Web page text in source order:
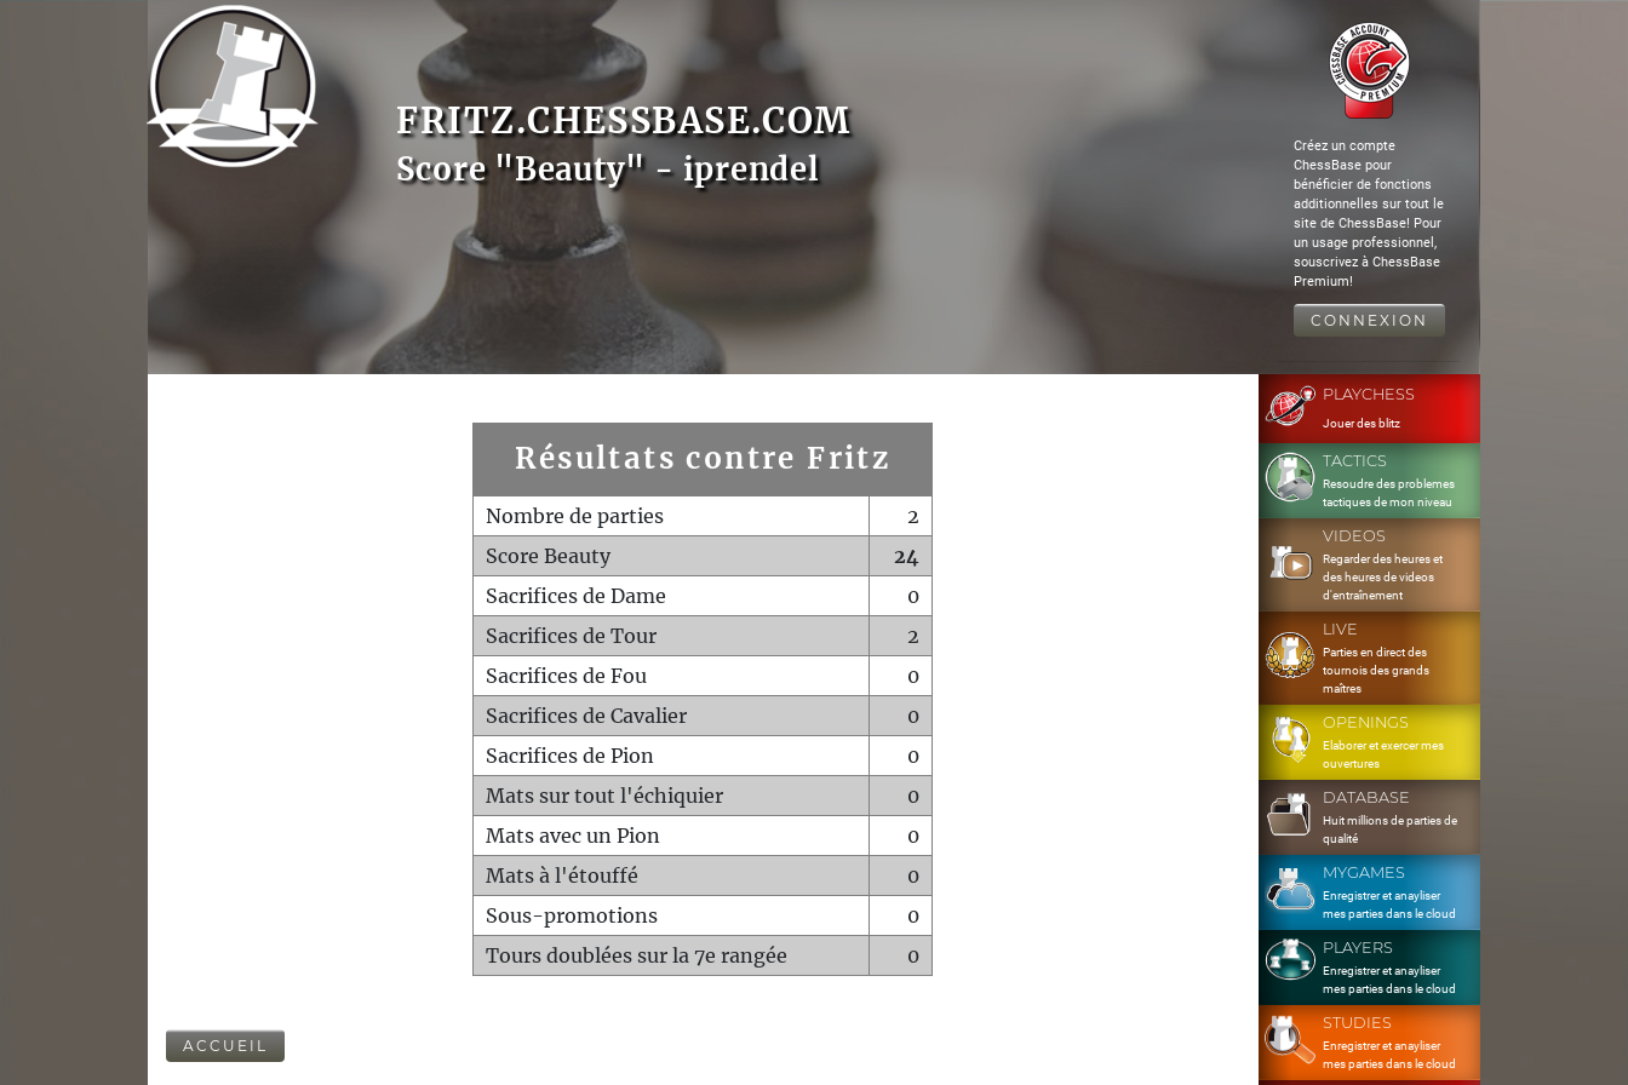
FRITZ.CHESSBASE.COM
Score "Beauty" - iprendel
Créez un compte
ChessBase pour
bénéficier de fonctions
additionnelles sur tout le
site de ChessBase! Pour
un usage professionnel,
souscrivez à ChessBase
Premium!
CONNEXION
Résultats contre Fritz
Nombre de parties
2
Score Beauty
24
Sacrifices de Dame
0
Sacrifices de Tour
2
Sacrifices de Fou
0
Sacrifices de Cavalier
0
Sacrifices de Pion
0
Mats sur tout l'échiquier
0
Mats avec un Pion
0
Mats à l'étouffé
0
Sous-promotions
0
Tours doublées sur la 7e rangée
0
ACCUEIL
PLAYCHESS
Jouer des blitz
TACTICS
Resoudre des problemes
tactiques de mon niveau
VIDEOS
Regarder des heures et
des heures de videos
d'entraînement
LIVE
Parties en direct des
tournois des grands
maîtres
OPENINGS
Elaborer et exercer mes
ouvertures
DATABASE
Huit millions de parties de
qualité
MYGAMES
Enregistrer et anayliser
mes parties dans le cloud
PLAYERS
Enregistrer et anayliser
mes parties dans le cloud
STUDIES
Enregistrer et anayliser
mes parties dans le cloud